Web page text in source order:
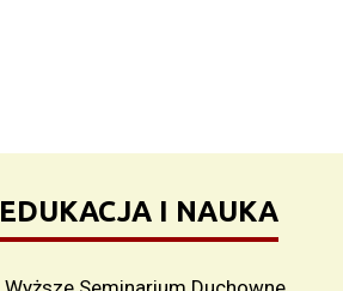
EDUKACJA I NAUKA